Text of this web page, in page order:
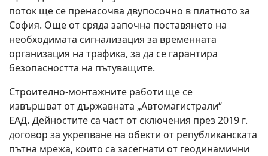
поток ще се пренасочва двупосочно в платното за
София. Още от сряда започна поставянето на
необходимата сигнализация за временната
организация на трафика, за да се гарантира
безопасността на пътуващите.
Строително-монтажните работи ще се
извършват от държавната „Автомагистрали“
ЕАД. Дейностите са част от сключения през 2019 г.
договор за укрепване на обекти от републиканската
пътна мрежа, които са засегнати от геодинамични